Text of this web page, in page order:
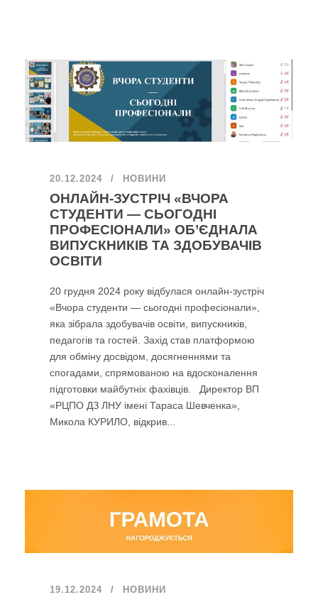
20.12.2024 НОВИНИ
ОНЛАЙН-ЗУСТРІЧ «ВЧОРА
СТУДЕНТИ — СЬОГОДНІ
ПРОФЕСІОНАЛИ» ОБ’ЄДНАЛА
ВИПУСКНИКІВ ТА ЗДОБУВАЧІВ
ОСВІТИ
20 грудня 2024 року відбулася онлайн-зустріч
«Вчора студенти — сьогодні професіонали»,
яка зібрала здобувачів освіти, випускників,
педагогів та гостей. Захід став платформою
для обміну досвідом, досягненнями та
спогадами, спрямованою на вдосконалення
підготовки майбутніх фахівців. Директор ВП
«РЦПО ДЗ ЛНУ імені Тараса Шевченка»,
Микола КУРИЛО, відкрив...
19.12.2024 НОВИНИ